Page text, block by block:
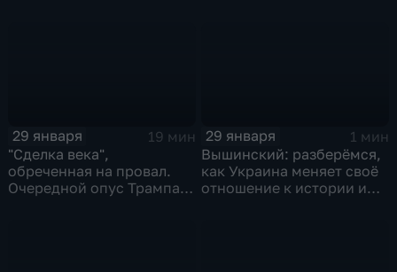
29 января
19 мин
"Сделка века",
обреченная на провал.
Очередной опус Трампа.
29 января
1 мин
Вышинский: разберёмся,
как Украина меняет своё
отношение к истории и